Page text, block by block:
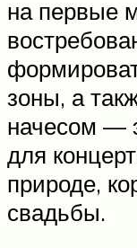
на первые
зоны, а
начесом —
для
природе,
свадьбы.